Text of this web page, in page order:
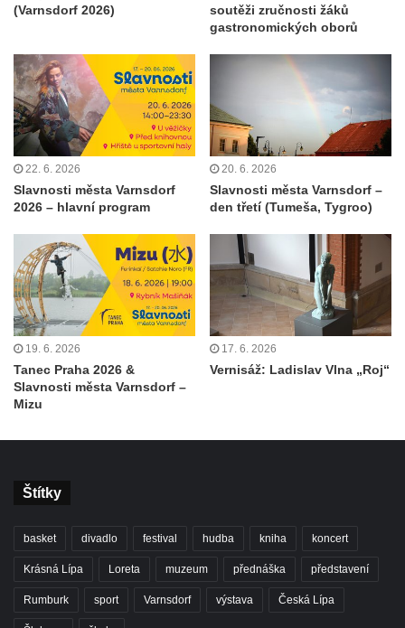
(Varnsdorf 2026)
soutěži zručnosti žáků
gastronomických oborů
22. 6. 2026
Slavnosti města Varnsdorf
2026 – hlavní program
20. 6. 2026
Slavnosti města Varnsdorf –
den třetí (Tumeša, Tygroo)
19. 6. 2026
Tanec Praha 2026 &
Slavnosti města Varnsdorf –
Mizu
17. 6. 2026
Vernisáž: Ladislav Vlna „Roj“
Štítky
basket divadlo festival hudba kniha koncert
Krásná Lípa Loreta muzeum přednáška představení
Rumburk sport Varnsdorf výstava Česká Lípa